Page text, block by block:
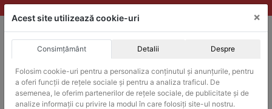
Skip
to
ACHIZITII PUBLICE
Produsele pot fi achizitionate si in sistemul SEAP / SICAP
Products
search
CAUTARE
Acest site utilizează cookie-uri ×
Consimțământ Detalii Despre
Folosim cookie-uri pentru a personaliza conținutul și anunțurile, pentru
a oferi funcții de rețele sociale și pentru a analiza traficul. De
asemenea, le oferim partenerilor de rețele sociale, de publicitate și de
analize informații cu privire la modul în care folosiți site-ul nostru.